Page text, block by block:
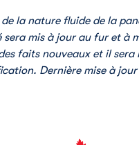
la nature fluide de la
sera mis à jour au fur et à
faits nouveaux et il sera
Dernière mise à